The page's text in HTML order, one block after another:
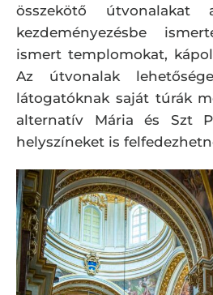
összekötő
kezdeményezésbe
ismert templomokat,
Az útvonalak
látogatóknak saját túrák
alternatív Mária és Szt
helyszíneket is